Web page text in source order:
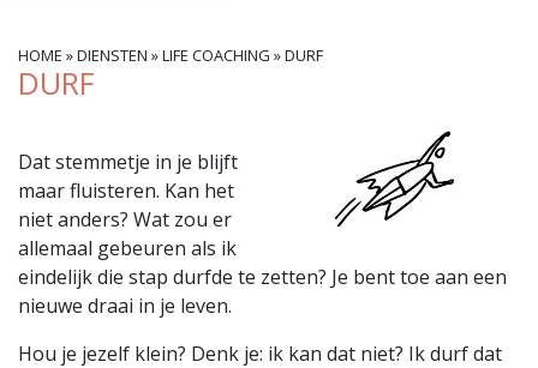
HOME »DIENSTEN »LIFE COACHING »DURF
DURF
Dat stemmetje in je blijft
maar fluisteren. Kan het
niet anders? Wat zou er
allemaal gebeuren als ik
eindelijk die stap durfde te zetten? Je bent toe aan een
nieuwe draai in je leven.
Hou je jezelf klein? Denk je: ik kan dat niet? Ik durf dat